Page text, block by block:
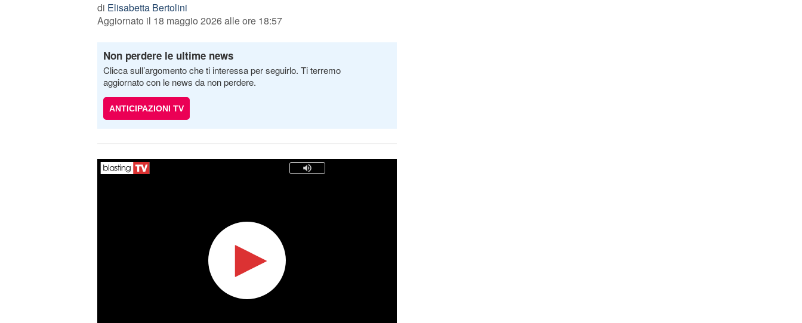
di Elisabetta Bertolini
Aggiornato il 18 maggio 2026 alle ore 18:57
Non perdere le ultime news
Clicca sull’argomento che ti interessa per seguirlo. Ti terremo
aggiornato con le news da non perdere.
ANTICIPAZIONI TV